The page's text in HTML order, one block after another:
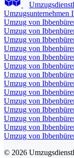
Umzugsunternehmen
Umzug von
Umzug von
Umzug von
Umzug von
Umzug von
Umzug von
Umzug von
Umzug von
Umzug von
Umzug von
Umzug von
Umzug von
Umzug von
Umzug von
© 2026